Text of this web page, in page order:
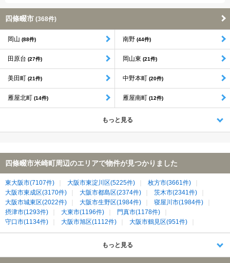
四條畷市 (368件)
岡山 (88件) 南野 (44件)
田原台 (27件) 岡山東 (21件)
美田町 (21件) 中野本町 (20件)
雁屋北町 (14件) 雁屋南町 (12件)
もっと見る
四條畷市米崎町周辺のエリアで物件が見つかりました
東大阪市(7107件) 大阪市東淀川区(5225件)
枚方市(3661件)
大阪市東成区(3170件)
大阪市都島区(2374件)
茨木市(2341件)
大阪市城東区(2022件)
大阪市生野区(1984件)
寝屋川市(1984件)
摂津市(1293件)
大東市(1196件)
門真市(1178件)
守口市(1134件)
大阪市旭区(1112件)
大阪市鶴見区(951件)
交野市(861件)
四條畷市(370件) 生駒市(365件)
もっと見る